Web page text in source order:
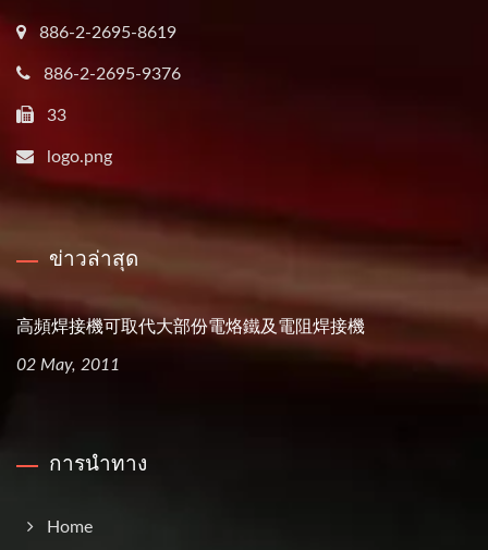
886-2-2695-8619
886-2-2695-9376
33
logo.png
ข่าวล่าสุด
高頻焊接機可取代大部份電烙鐵及電阻焊接機
02 May, 2011
การนำทาง
Home